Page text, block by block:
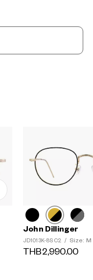
John Dillinger
JD1013K-8S C2 / Size: M
THB2,990.00